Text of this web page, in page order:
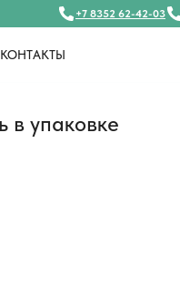
+7 8352 62-42-03
КОНТАКТЫ
в упаковке